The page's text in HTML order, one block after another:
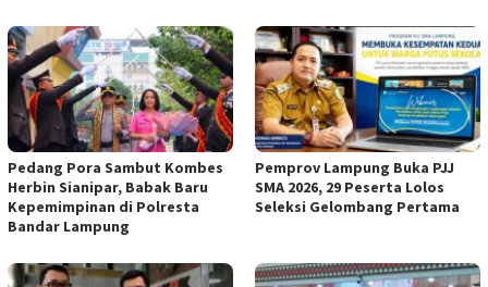
Pedang Pora Sambut Kombes
Herbin Sianipar, Babak Baru
Kepemimpinan di Polresta
Bandar Lampung
Pemprov Lampung Buka PJJ
SMA 2026, 29 Peserta Lolos
Seleksi Gelombang Pertama